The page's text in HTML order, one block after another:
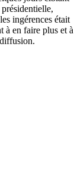
ingérences était
à en faire plus et à